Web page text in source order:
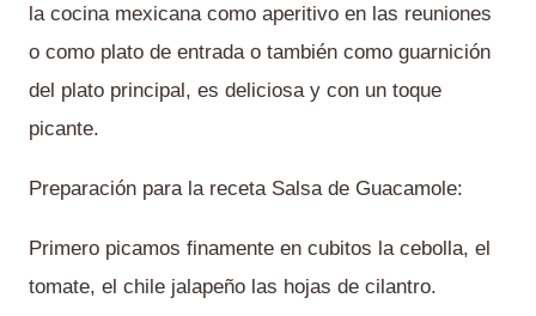
la cocina mexicana como aperitivo en las reuniones
o como plato de entrada o también como guarnición
del plato principal, es deliciosa y con un toque
picante.
Preparación para la receta Salsa de Guacamole:
Primero picamos finamente en cubitos la cebolla, el
tomate, el chile jalapeño las hojas de cilantro.